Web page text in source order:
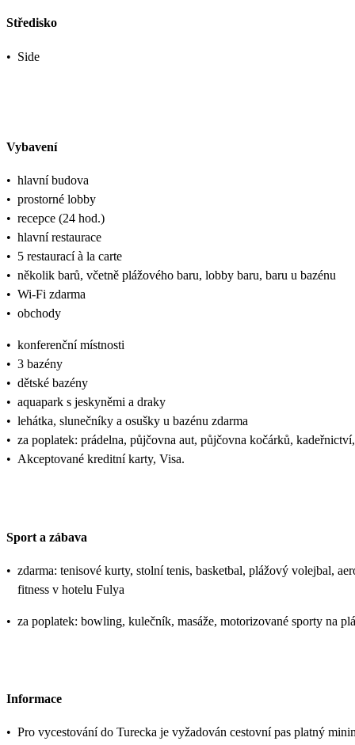
Středisko
• Side
Vybavení
• hlavní budova
• prostorné lobby
• recepce (24 hod.)
• hlavní restaurace
• 5 restaurací à la carte
• několik barů, včetně plážového baru, lobby baru, baru u bazénu
• Wi-Fi zdarma
• obchody
• konferenční místnosti
• 3 bazény
• dětské bazény
• aquapark s jeskyněmi a draky
• lehátka, slunečníky a osušky u bazénu zdarma
• za poplatek: prádelna, půjčovna aut, půjčovna kočárků,
• Akceptované kreditní karty, Visa.
Sport a zábava
• zdarma: tenisové kurty, stolní tenis, basketbal, plážový volejbal,
fitness v hotelu Fulya
• za poplatek: bowling, kulečník, masáže, motorizované sporty na
Informace
• Pro vycestování do Turecka je vyžadován cestovní pas platný